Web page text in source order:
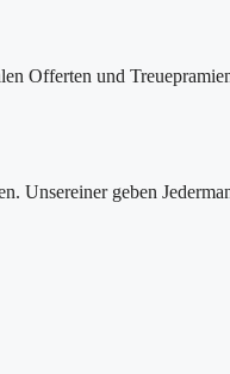
Offerten und
Unsereiner geben